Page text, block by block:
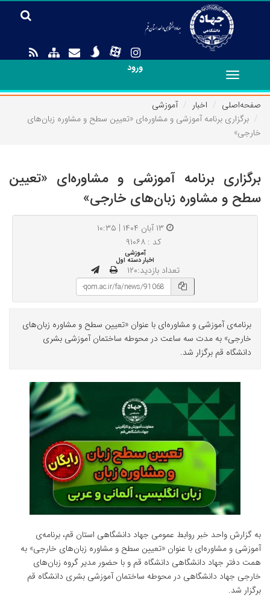
ورود
Toggle
navigation
صفحه‌اصلی
اخبار
آموزشی
برگزاری برنامه آموزشی و مشاوره‌ای «تعیین سطح و مشاوره زبان‌های
خارجی»
برگزاری برنامه آموزشی و مشاوره‌ای «تعیین
سطح و مشاوره زبان‌های خارجی»
کد : ۹۱۰۶۸
آموزشی
اخبار دسته اول
تعداد بازدید:۱۲۰
برنامه‌ی آموزشی و مشاوره‌ای با عنوان «تعیین سطح و مشاوره زبان‌های
خارجی» به مدت سه ساعت در محوطه ساختمان آموزشی بشری
دانشگاه قم برگزار شد.
به گزارش واحد خبر روابط عمومی جهاد دانشگاهی استان قم، برنامه‌ی
آموزشی و مشاوره‌ای با عنوان «تعیین سطح و مشاوره زبان‌های خارجی» به
همت دفتر جهاد دانشگاهی دانشگاه قم و با حضور مدیر گروه‌ زبان‌های
خارجی جهاد دانشگاهی در محوطه ساختمان آموزشی بشری دانشگاه قم
برگزار شد.